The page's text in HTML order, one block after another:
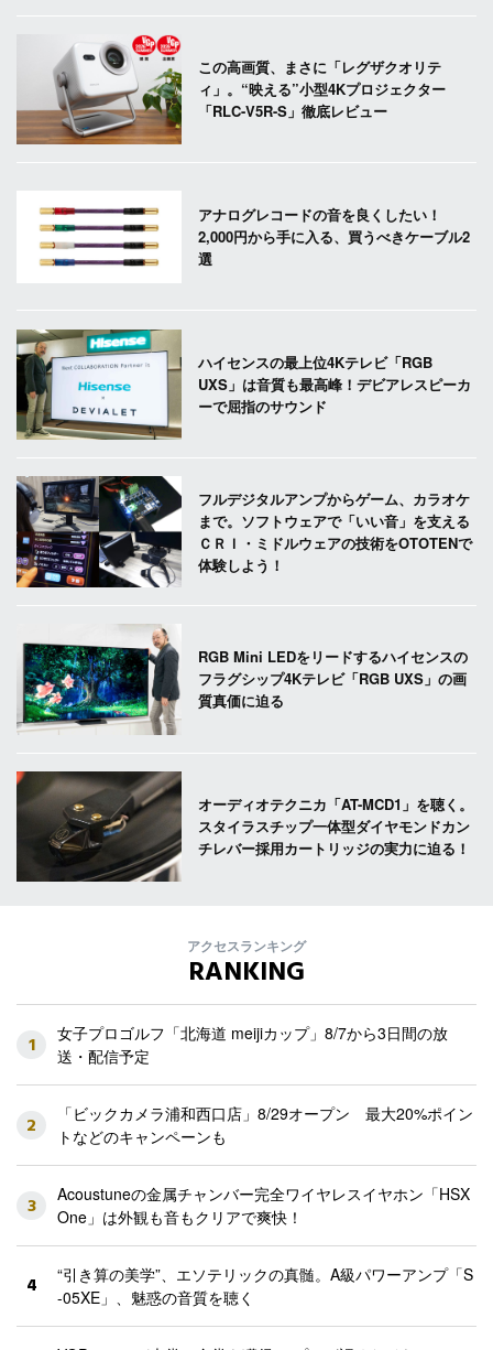
この高画質、まさに「レグザクオリテ
ィ」。“映える”小型4Kプロジェクター
「RLC-V5R-S」徹底レビュー
アナログレコードの音を良くしたい！
2,000円から手に入る、買うべきケーブル2
選
ハイセンスの最上位4Kテレビ「RGB
UXS」は音質も最高峰！デビアレスピーカ
ーで屈指のサウンド
フルデジタルアンプからゲーム、カラオケ
まで。ソフトウェアで「いい音」を支える
ＣＲＩ・ミドルウェアの技術をOTOTENで
体験しよう！
RGB Mini LEDをリードするハイセンスの
フラグシップ4Kテレビ「RGB UXS」の画
質真価に迫る
オーディオテクニカ「AT-MCD1」を聴く。
スタイラスチップ一体型ダイヤモンドカン
チレバー採用カートリッジの実力に迫る！
アクセスランキング
RANKING
1
女子プロゴルフ「北海道 meijiカップ」8/7から3日間の放
送・配信予定
2
「ビックカメラ浦和西口店」8/29オープン 最大20%ポイン
トなどのキャンペーンも
3
Acoustuneの金属チャンバー完全ワイヤレスイヤホン「HSX
One」は外観も音もクリアで爽快！
4
“引き算の美学”、エソテリックの真髄。A級パワーアンプ「S
-05XE」、魅惑の音質を聴く